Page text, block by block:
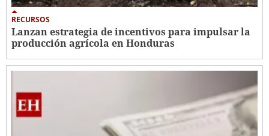
RECURSOS
Lanzan estrategia de incentivos para impulsar la
producción agrícola en Honduras